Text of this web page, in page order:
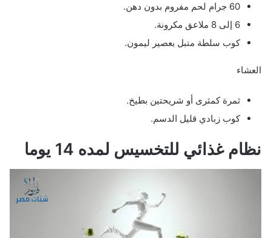
60 جرام لحم مفروم بدون دهن.
6 إلى 8 ملاعق مكرونة.
كوب سلطة متبل بعصير ليمون.
العشاء
ثمرة كمثرى أو شريحتين بطيخ.
كوب زبادي قليل الدسم.
نظام غذائي للتخسيس لمده 14 يوما